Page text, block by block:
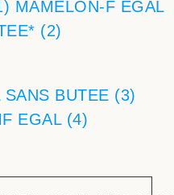
MAMELON-F EGAL
(2)
BUTEE (3)
EGAL (4)